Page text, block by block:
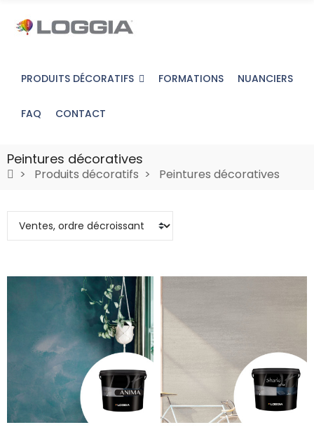
PRODUITS DÉCORATIFS FORMATIONS NUANCIERS
FAQ CONTACT
Peintures décoratives
Produits décoratifs Peintures décoratives